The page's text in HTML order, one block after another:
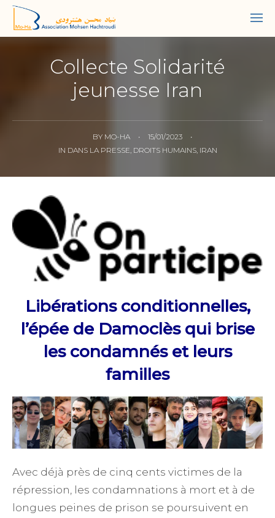
Collecte Solidarité
jeunesse Iran
BY MO-HA • 15/01/2023
•
IN DANS LA PRESSE DROITS HUMAINS, IRAN
Libérations conditionnelles,
l’épée de Damoclès qui brise
les condamnés et leurs
familles
Avec déjà près de cinq cents victimes de la
répression, les condamnations à mort et à de
longues peines de prison se poursuivent en